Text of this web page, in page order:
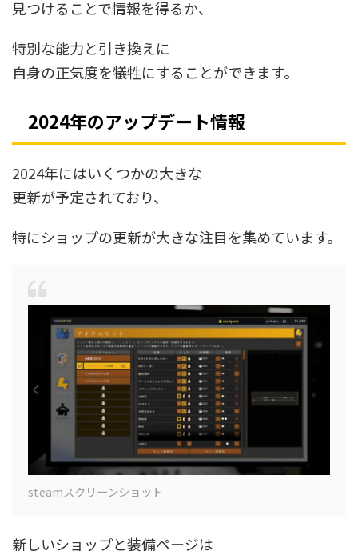
見つけることで情報を得るか、
特別な能力と引き換えに
自身の正気度を犠牲にすることができます。
2024年のアップデート情報
2024年にはいくつかの大きな
更新が予定されており、
特にショップの更新が大きな注目を集めています。
steamスクリーンショット
新しいショップと装備ページは